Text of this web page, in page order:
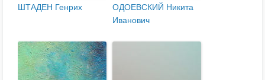
ШТАДЕН Генрих
ОДОЕВСКИЙ Никита
Иванович